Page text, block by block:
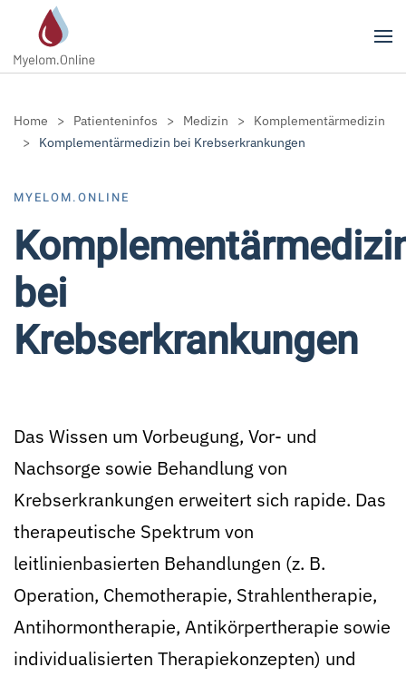
Zum Hauptinhalt springen
Home Patienteninfos Medizin
Komplementärmedizin
Komplementärmedizin bei Krebserkrankungen
MYELOM.ONLINE
bei
Krebserkrankungen
Das Wissen um Vorbeugung, Vor- und
Nachsorge sowie Behandlung von
Krebserkrankungen erweitert sich rapide. Das
therapeutische Spektrum von
leitlinienbasierten Behandlungen (z. B.
Operation, Chemotherapie, Strahlentherapie,
Antihormontherapie, Antikörpertherapie sowie
individualisierten Therapiekonzepten) und